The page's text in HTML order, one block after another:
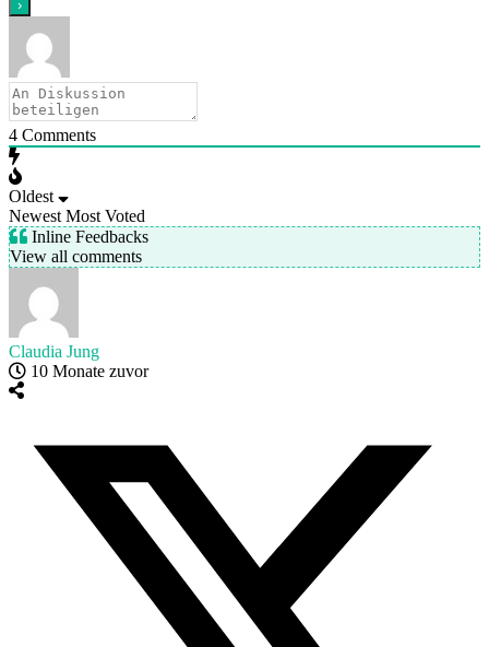
4 Comments
Oldest
Newest Most Voted
Inline Feedbacks
View all comments
Claudia Jung
10 Monate zuvor